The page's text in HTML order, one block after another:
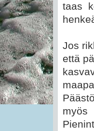
taas
Jos
että
myös